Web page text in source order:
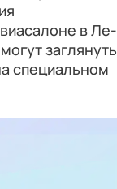
в Ле-
заглянуть
специальном